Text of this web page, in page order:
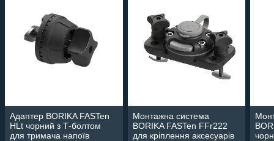
Адаптер BORIKA FASTen
HLt чорний з Т-болтом
для тримача напоїв
Монтажна система
BORIKA FASTen FFr222
для кріплення аксесуарів